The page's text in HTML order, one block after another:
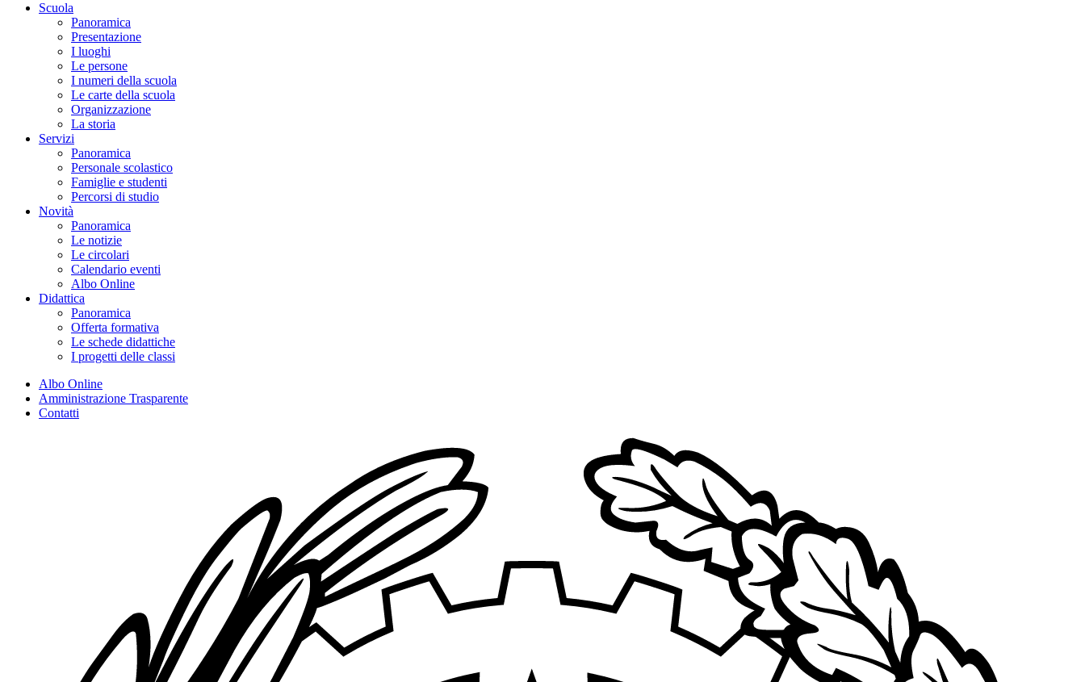
Scuola
Panoramica
Presentazione
I luoghi
Le persone
I numeri della scuola
Le carte della scuola
Organizzazione
La storia
Servizi
Panoramica
Personale scolastico
Famiglie e studenti
Percorsi di studio
Novità
Panoramica
Le notizie
Le circolari
Calendario eventi
Albo Online
Didattica
Panoramica
Offerta formativa
Le schede didattiche
I progetti delle classi
Albo Online
Amministrazione Trasparente
Contatti